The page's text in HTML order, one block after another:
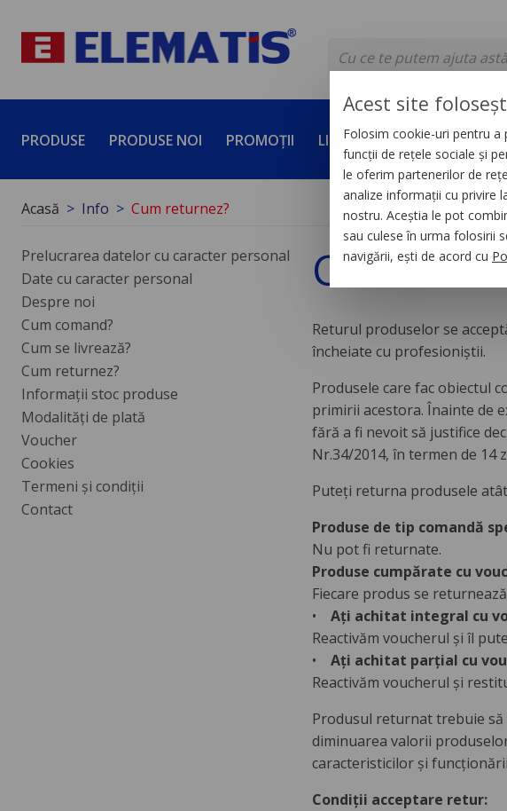
PRODUSE PRODUSE NOI PROMOȚII LICHIDĂRI DE STOC
Acasă Info Cum returnez?
Prelucrarea datelor cu caracter personal
Date cu caracter personal
Despre noi
Cum comand?
Cum se livrează?
Cum returnez?
Informații stoc produse
Modalități de plată
Voucher
Cookies
Termeni și condiții
Contact
Cum
Returul produselor se
încheiate cu profesioniștii.
Produsele care fac obiectul
primirii acestora. Înainte de
fără a fi nevoit să justifice
Nr.34/2014, în termen de 14
Puteți returna produsele atât
Produse de tip comandă
Nu pot fi returnate.
Produse cumpărate cu
Fiecare produs se
•
Ați achitat integral cu
Reactivăm voucherul și îl
•Ați achitat parțial cu
Reactivăm voucherul și
Produsul returnat trebuie să
diminuarea valorii
caracteristicilor și
Condiții acceptare retur:
Acest site
Folosim cookie-uri pentru
funcții de rețele sociale și
le oferim partenerilor de
analize informații cu privire
nostru. Aceștia le pot
sau culese în urma folosirii
navigării, ești de acord cu